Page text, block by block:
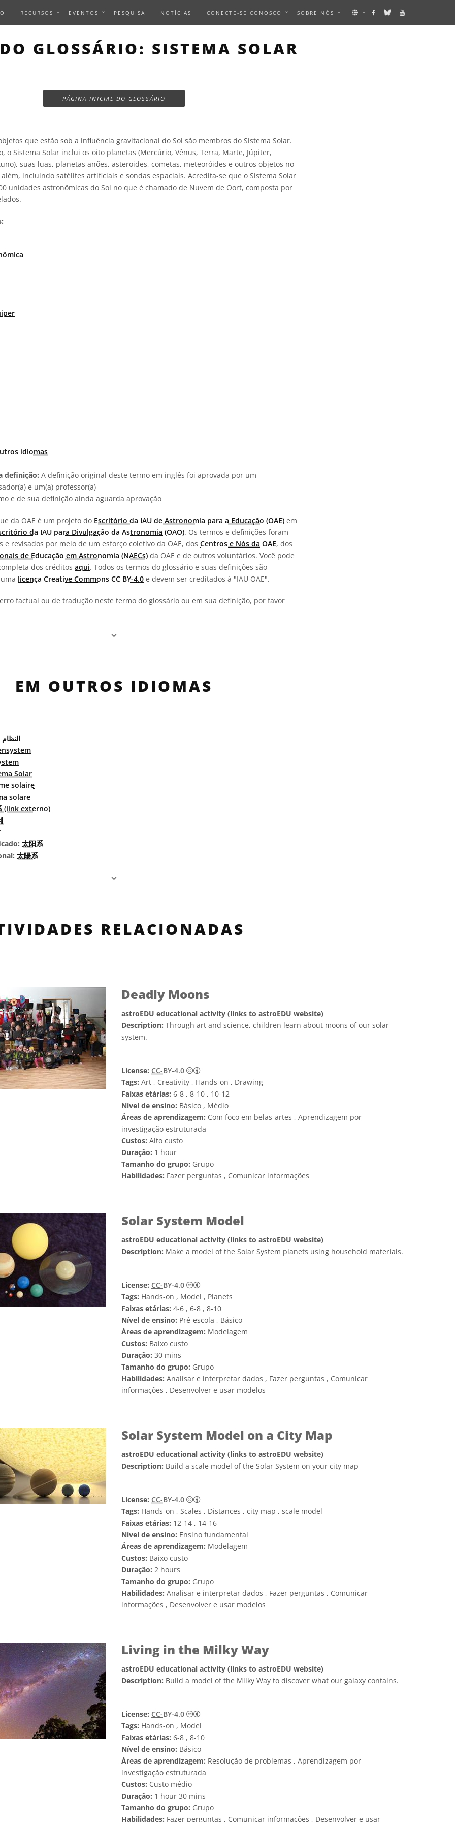
RECURSOS EVENTOS PESQUISA NOTÍCIAS CONECTE-SE CONOSCO SOBRE NÓS
GLOSSÁRIO: SISTEMA SOLAR
PÁGINA INICIAL DO GLOSSÁRIO
que estão sob a influência gravitacional do Sol são membros do Sistema Solar.
o Sistema Solar inclui os oito planetas (Mercúrio, Vênus, Terra, Marte, Júpiter,
suas luas, planetas anões, asteroides, cometas, meteoróides e outros objetos no
incluindo satélites artificiais e sondas espaciais. Acredita-se que o Sistema Solar
unidades astronômicas do Sol no que é chamado de Nuvem de Oort, composta por
idiomas
definição: A definição original deste termo em inglês foi aprovada por um
e um(a) professor(a)
e de sua definição ainda aguarda aprovação
da OAE é um projeto do Escritório da IAU de Astronomia para a Educação (OAE) em
da IAU para Divulgação da Astronomia (OAO). Os termos e definições foram
e revisados por meio de um esforço coletivo da OAE, dos Centros e Nós da OAE, dos
de Educação em Astronomia (NAECs) da OAE e de outros voluntários. Você pode
dos créditos aqui. Todos os termos do glossário e suas definições são
licença Creative Commons CC BY-4.0 e devem ser creditados à "IAU OAE".
factual ou de tradução neste termo do glossário ou em sua definição, por favor
EM OUTROS IDIOMAS
Solar
solaire
solare
(link externo)
太阳系
太陽系
RELACIONADAS
Deadly Moons
astroEDU educational activity (links to astroEDU website)
Description: Through art and science, children learn about moons of our solar
system.
License: CC-BY-4.0
Creative Commons Attribution 4.0 International (CC BY 4.0) ícones
Tags: Art , Creativity , Hands-on , Drawing
Faixas etárias: 6-8 , 8-10 , 10-12
Nível de ensino: Básico , Médio
Áreas de aprendizagem: Com foco em belas-artes , Aprendizagem por
investigação estruturada
Custos: Alto custo
Duração: 1 hour
Tamanho do grupo: Grupo
Habilidades: Fazer perguntas , Comunicar informações
Solar System Model
astroEDU educational activity (links to astroEDU website)
Description: Make a model of the Solar System planets using household materials.
License: CC-BY-4.0
Creative Commons Attribution 4.0 International (CC BY 4.0) ícones
Tags: Hands-on , Model , Planets
Faixas etárias: 4-6 , 6-8 , 8-10
Nível de ensino: Pré-escola , Básico
Áreas de aprendizagem: Modelagem
Custos: Baixo custo
Duração: 30 mins
Tamanho do grupo: Grupo
Habilidades: Analisar e interpretar dados , Fazer perguntas , Comunicar
informações , Desenvolver e usar modelos
Solar System Model on a City Map
astroEDU educational activity (links to astroEDU website)
Description: Build a scale model of the Solar System on your city map
License: CC-BY-4.0
Creative Commons Attribution 4.0 International (CC BY 4.0) ícones
Tags: Hands-on , Scales , Distances , city map , scale model
Faixas etárias: 12-14 , 14-16
Nível de ensino: Ensino fundamental
Áreas de aprendizagem: Modelagem
Custos: Baixo custo
Duração: 2 hours
Tamanho do grupo: Grupo
Habilidades: Analisar e interpretar dados , Fazer perguntas , Comunicar
informações , Desenvolver e usar modelos
Living in the Milky Way
astroEDU educational activity (links to astroEDU website)
Description: Build a model of the Milky Way to discover what our galaxy contains.
License: CC-BY-4.0
Creative Commons Attribution 4.0 International (CC BY 4.0) ícones
Tags: Hands-on , Model
Faixas etárias: 6-8 , 8-10
Nível de ensino: Básico
Áreas de aprendizagem: Resolução de problemas , Aprendizagem por
investigação estruturada
Custos: Custo médio
Duração: 1 hour 30 mins
Tamanho do grupo: Grupo
Habilidades: Fazer perguntas , Comunicar informações , Desenvolver e usar